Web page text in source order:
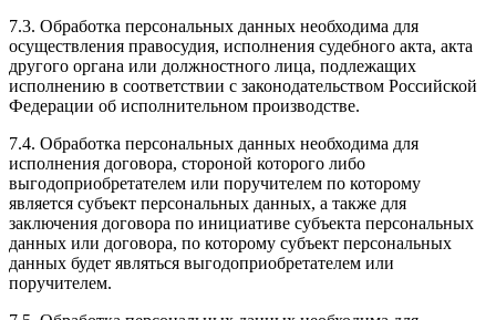
7.3. Обработка персональных данных необходима для
осуществления правосудия, исполнения судебного акта, акта
другого органа или должностного лица, подлежащих
исполнению в соответствии с законодательством Российской
Федерации об исполнительном производстве.
7.4. Обработка персональных данных необходима для
исполнения договора, стороной которого либо
выгодоприобретателем или поручителем по которому
является субъект персональных данных, а также для
заключения договора по инициативе субъекта персональных
данных или договора, по которому субъект персональных
данных будет являться выгодоприобретателем или
поручителем.